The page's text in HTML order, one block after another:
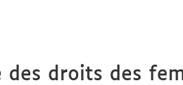
des droits des